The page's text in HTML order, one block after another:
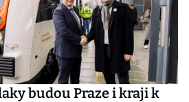
budou Praze i kraji k